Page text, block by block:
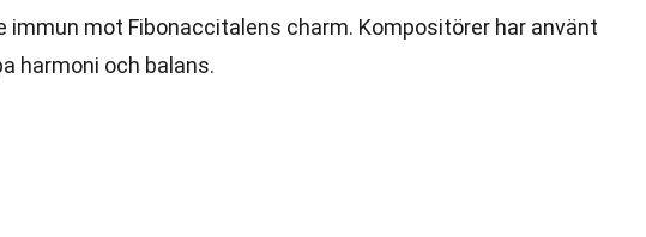
immun mot Fibonaccitalens charm. Kompositörer har använt
harmoni och balans.